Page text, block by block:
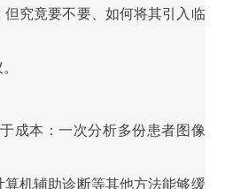
究竟要不要、如何将其引入临
成本：一次分析多份患者图像
机辅助诊断等其他方法能够缓